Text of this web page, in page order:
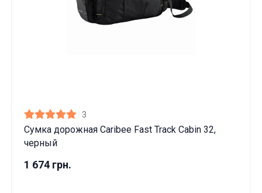
3
Сумка дорожная Caribee Fast Track Cabin 32,
черный
1 674 грн.